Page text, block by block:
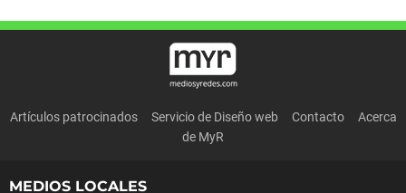
Artículos patrocinados Servicio de Diseño web Contacto
Acerca
de MyR
MEDIOS LOCALES